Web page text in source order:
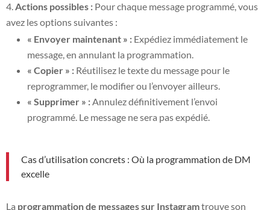
Actions possibles : Pour chaque message programmé, vous
avez les options suivantes :
« Envoyer maintenant » : Expédiez immédiatement le
message, en annulant la programmation.
« Copier » : Réutilisez le texte du message pour le
reprogrammer, le modifier ou l’envoyer ailleurs.
« Supprimer » :Annulez définitivement l’envoi
programmé. Le message ne sera pas expédié.
Cas d’utilisation concrets : Où la programmation de DM
excelle
La programmation de messages sur Instagramtrouve son